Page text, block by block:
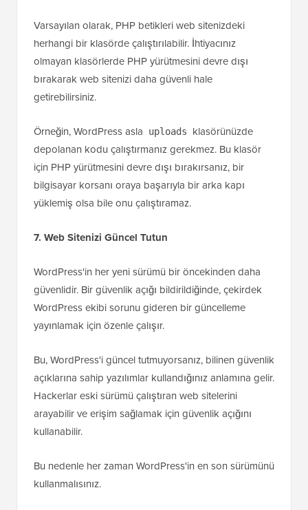
Varsayılan olarak, PHP betikleri web sitenizdeki
herhangi bir klasörde çalıştırılabilir. İhtiyacınız
olmayan klasörlerde PHP yürütmesini devre dışı
bırakarak web sitenizi daha güvenli hale
getirebilirsiniz.
Örneğin, WordPress asla uploads
klasörünüzde
depolanan kodu çalıştırmanız gerekmez. Bu klasör
için PHP yürütmesini devre dışı bırakırsanız, bir
bilgisayar korsanı oraya başarıyla bir arka kapı
yüklemiş olsa bile onu çalıştıramaz.
7. Web Sitenizi Güncel Tutun
WordPress'in her yeni sürümü bir öncekinden daha
güvenlidir. Bir güvenlik açığı bildirildiğinde, çekirdek
WordPress ekibi sorunu gideren bir güncelleme
yayınlamak için özenle çalışır.
Bu, WordPress'i güncel tutmuyorsanız, bilinen güvenlik
açıklarına sahip yazılımlar kullandığınız anlamına gelir.
Hackerlar eski sürümü çalıştıran web sitelerini
arayabilir ve erişim sağlamak için güvenlik açığını
kullanabilir.
Bu nedenle her zaman WordPress'in en son sürümünü
kullanmalısınız.